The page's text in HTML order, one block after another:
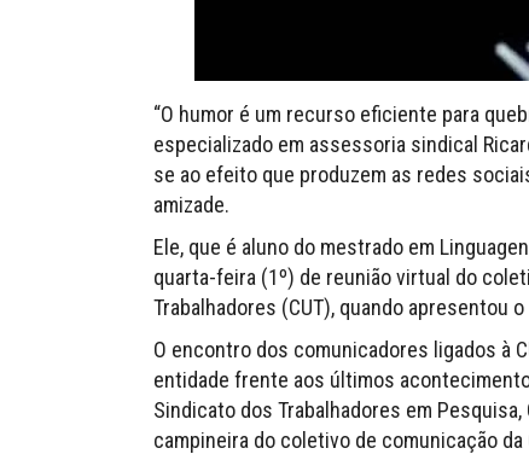
“O humor é um recurso eficiente para
especializado em assessoria sindical
se ao efeito que produzem as redes
amizade.
Ele, que é aluno do mestrado em
quarta-feira (1º) de reunião virtual do
Trabalhadores (CUT), quando apresentou
O encontro dos comunicadores ligados à
entidade frente aos últimos
Sindicato dos Trabalhadores em
campineira do coletivo de comunicação